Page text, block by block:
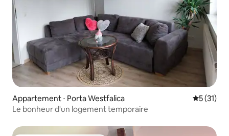
Appartement ⋅ Porta Westfalica
5 (31)
Le bonheur d'un logement temporaire